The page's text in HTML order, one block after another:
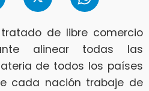
de libre comercio
alinear todas las
de todos los países
cada nación trabaje de